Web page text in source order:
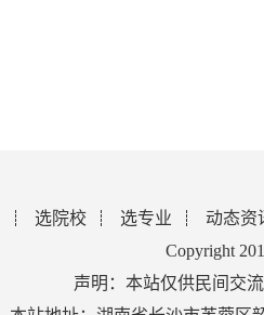
选院校 选专业
动态资
Copyright
声明：本站仅供民间交